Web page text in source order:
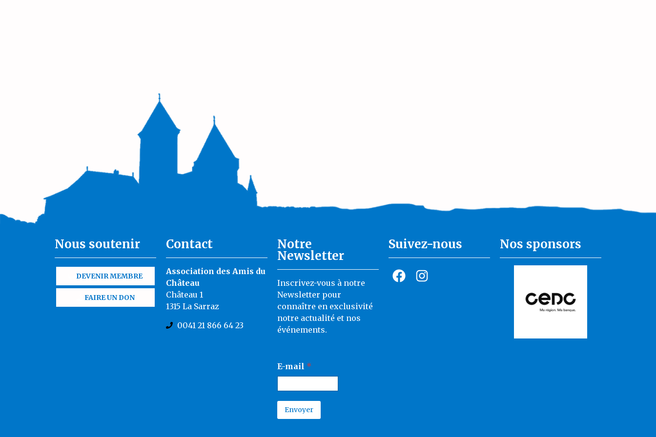
Nous soutenir
DEVENIR MEMBRE
FAIRE UN DON
Contact
Association des Amis du
Château
Château 1
1315 La Sarraz
0041 21 866 64 23
Notre
Newsletter
Inscrivez-vous à notre
Newsletter pour
connaître en exclusivité
notre actualité et nos
événements.
-
m
l
E-mail *
Envoyer
Suivez-nous Nos sponsors